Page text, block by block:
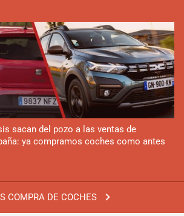
COMPRA DE COCHES
sacan del pozo a las ventas de
ya compramos coches como antes